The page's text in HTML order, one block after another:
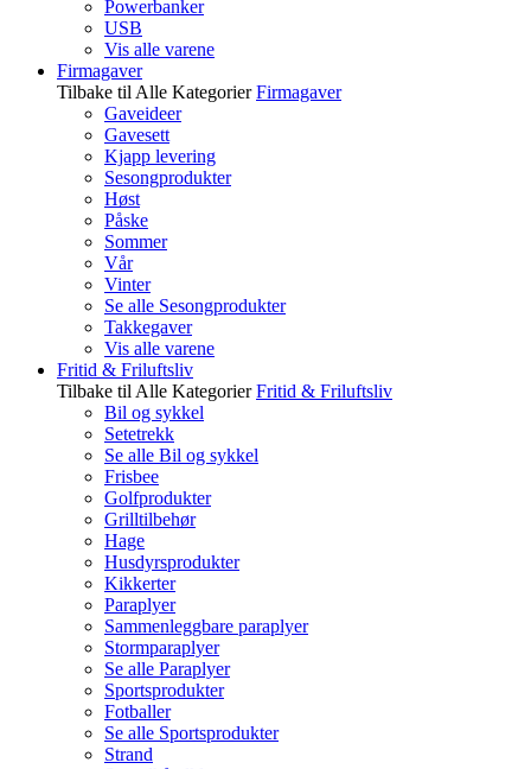
Powerbanker
USB
Vis alle varene
Firmagaver
Tilbake til Alle Kategorier Firmagaver
Gaveideer
Gavesett
Kjapp levering
Sesongprodukter
Høst
Påske
Sommer
Vår
Vinter
Se alle Sesongprodukter
Takkegaver
Vis alle varene
Fritid & Friluftsliv
Tilbake til Alle Kategorier Fritid & Friluftsliv
Bil og sykkel
Setetrekk
Se alle Bil og sykkel
Frisbee
Golfprodukter
Grilltilbehør
Hage
Husdyrsprodukter
Kikkerter
Paraplyer
Sammenleggbare paraplyer
Stormparaplyer
Se alle Paraplyer
Sportsprodukter
Fotballer
Se alle Sportsprodukter
Strand